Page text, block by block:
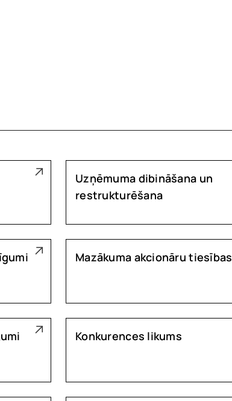
Uzņēmuma dibināšana un
restrukturēšana
Mazākuma akcionāru tiesības
Konkurences likums